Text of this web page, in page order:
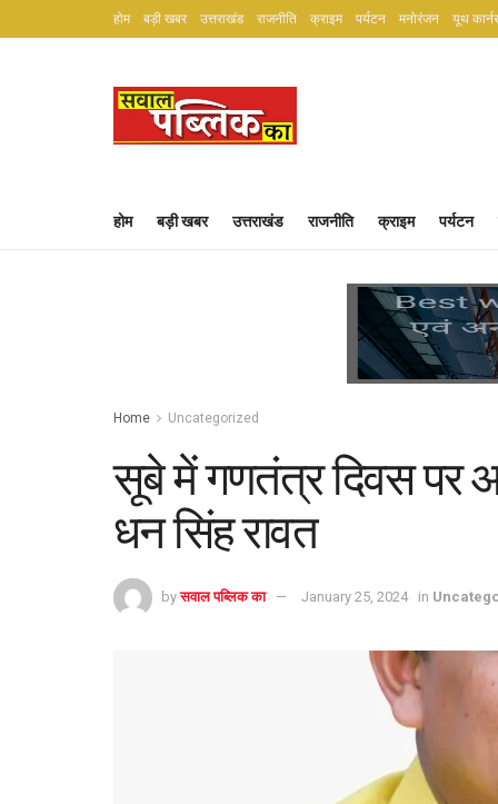
होम बड़ी खबर उत्तराखंड राजनीति क्राइम पर्यटन मनोरंजन यूथ कार्नर
होम बड़ी खबर उत्तराखंड राजनीति क्राइम पर्यटन
Home Uncategorized
सूबे में गणतंत्र दिवस पर
धन सिंह रावत
by सवाल पब्लिक का January 25, 2024 in